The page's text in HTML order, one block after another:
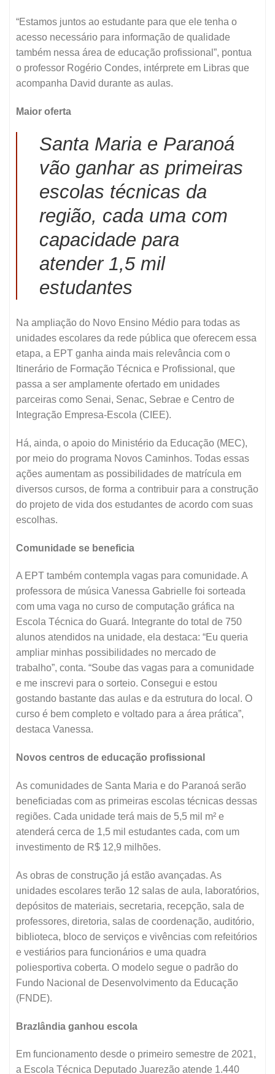
“Estamos juntos ao estudante para que ele tenha o
acesso necessário para informação de qualidade
também nessa área de educação profissional”, pontua
o professor Rogério Condes, intérprete em Libras que
acompanha David durante as aulas.
Maior oferta
Santa Maria e Paranoá
vão ganhar as primeiras
escolas técnicas da
região, cada uma com
capacidade para
atender 1,5 mil
estudantes
Na ampliação do Novo Ensino Médio para todas as
unidades escolares da rede pública que oferecem essa
etapa, a EPT ganha ainda mais relevância com o
Itinerário de Formação Técnica e Profissional, que
passa a ser amplamente ofertado em unidades
parceiras como Senai, Senac, Sebrae e Centro de
Integração Empresa-Escola (CIEE).
Há, ainda, o apoio do Ministério da Educação (MEC),
por meio do programa Novos Caminhos. Todas essas
ações aumentam as possibilidades de matrícula em
diversos cursos, de forma a contribuir para a construção
do projeto de vida dos estudantes de acordo com suas
escolhas.
Comunidade se beneficia
A EPT também contempla vagas para comunidade. A
professora de música Vanessa Gabrielle foi sorteada
com uma vaga no curso de computação gráfica na
Escola Técnica do Guará. Integrante do total de 750
alunos atendidos na unidade, ela destaca: “Eu queria
ampliar minhas possibilidades no mercado de
trabalho”, conta. “Soube das vagas para a comunidade
e me inscrevi para o sorteio. Consegui e estou
gostando bastante das aulas e da estrutura do local. O
curso é bem completo e voltado para a área prática”,
destaca Vanessa.
Novos centros de educação profissional
As comunidades de Santa Maria e do Paranoá serão
beneficiadas com as primeiras escolas técnicas dessas
regiões. Cada unidade terá mais de 5,5 mil m² e
atenderá cerca de 1,5 mil estudantes cada, com um
investimento de R$ 12,9 milhões.
As obras de construção já estão avançadas. As
unidades escolares terão 12 salas de aula, laboratórios,
depósitos de materiais, secretaria, recepção, sala de
professores, diretoria, salas de coordenação, auditório,
biblioteca, bloco de serviços e vivências com refeitórios
e vestiários para funcionários e uma quadra
poliesportiva coberta. O modelo segue o padrão do
Fundo Nacional de Desenvolvimento da Educação
(FNDE).
Brazlândia ganhou escola
Em funcionamento desde o primeiro semestre de 2021,
a Escola Técnica Deputado Juarezão atende 1.440